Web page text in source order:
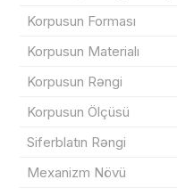
Korpusun Forması
Korpusun Materialı
Korpusun Rəngi
Korpusun Ölçüsü
Siferblatın Rəngi
Mexanizm Növü
Sifarişin detalları
Məhsul toplam
Endirim